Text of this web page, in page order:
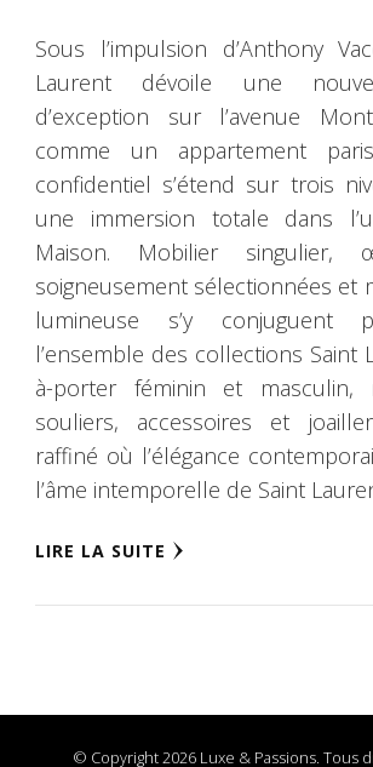
Sous l’impulsion d’Anthony
Laurent dévoile une
d’exception sur l’avenue
comme un appartement
confidentiel s’étend sur trois
une immersion totale dans
Maison. Mobilier singulier,
soigneusement sélectionnées et
lumineuse s’y conjuguent
l’ensemble des collections Saint
à-porter féminin et masculin,
souliers, accessoires et
raffiné où l’élégance
l’âme intemporelle de Saint
LIRE LA SUITE
© Copyright 2026 Luxe & Passions. Tous